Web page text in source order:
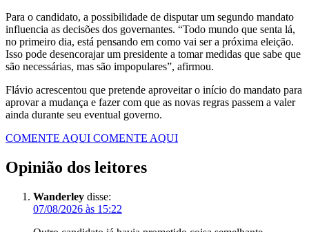
Para o candidato, a possibilidade de disputar um segundo mandato
influencia as decisões dos governantes. “Todo mundo que senta lá,
no primeiro dia, está pensando em como vai ser a próxima eleição.
Isso pode desencorajar um presidente a tomar medidas que sabe que
são necessárias, mas são impopulares”, afirmou.
Flávio acrescentou que pretende aproveitar o início do mandato para
aprovar a mudança e fazer com que as novas regras passem a valer
ainda durante seu eventual governo.
COMENTE AQUI COMENTE AQUI
Opinião dos leitores
Wanderley disse:
07/08/2026 às 15:22